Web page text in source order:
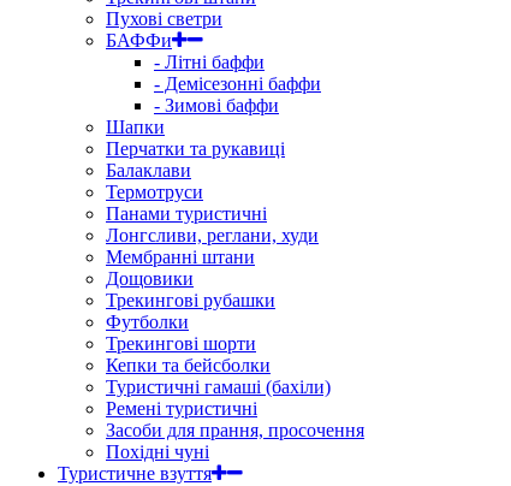
Пухові светри
БАФФи
- Літні баффи
- Демісезонні баффи
- Зимові баффи
Шапки
Перчатки та рукавиці
Балаклави
Термотруси
Панами туристичні
Лонгсливи, реглани, худи
Мембранні штани
Дощовики
Трекингові рубашки
Футболки
Трекингові шорти
Кепки та бейсболки
Туристичні гамаші (бахіли)
Ремені туристичні
Засоби для прання, просочення
Похідні чуні
Туристичне взуття